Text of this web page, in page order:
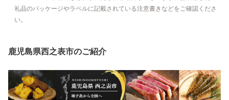
礼品のパッケージやラベルに記載されている注意書きなどをご確認くださ
い。
鹿児島県西之表市のご紹介